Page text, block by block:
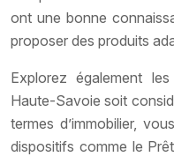
ont une bonne
proposer des produits
Explorez également
Haute-Savoie soit
termes d’immobilier,
dispositifs comme le